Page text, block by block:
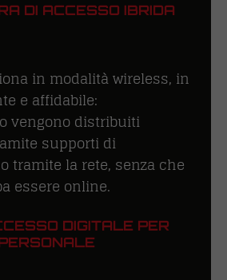
DI ACCESSO IBRIDA
in modalità wireless, in
e affidabile:
vengono distribuiti
supporti di
tramite la rete, senza che
essere online.
DIGITALE PER